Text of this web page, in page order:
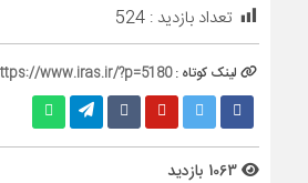
تعداد بازدید : 524
لینک کوتاه :www.iras.ir/?p=5180